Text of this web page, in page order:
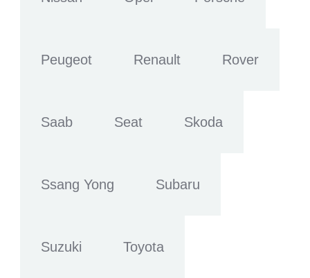
Peugeot Renault Rover
Saab Seat Skoda
Ssang Yong Subaru
Suzuki Toyota